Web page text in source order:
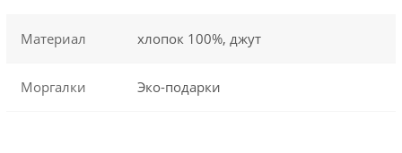
Материал хлопок 100%, джут
Моргалки Эко-подарки